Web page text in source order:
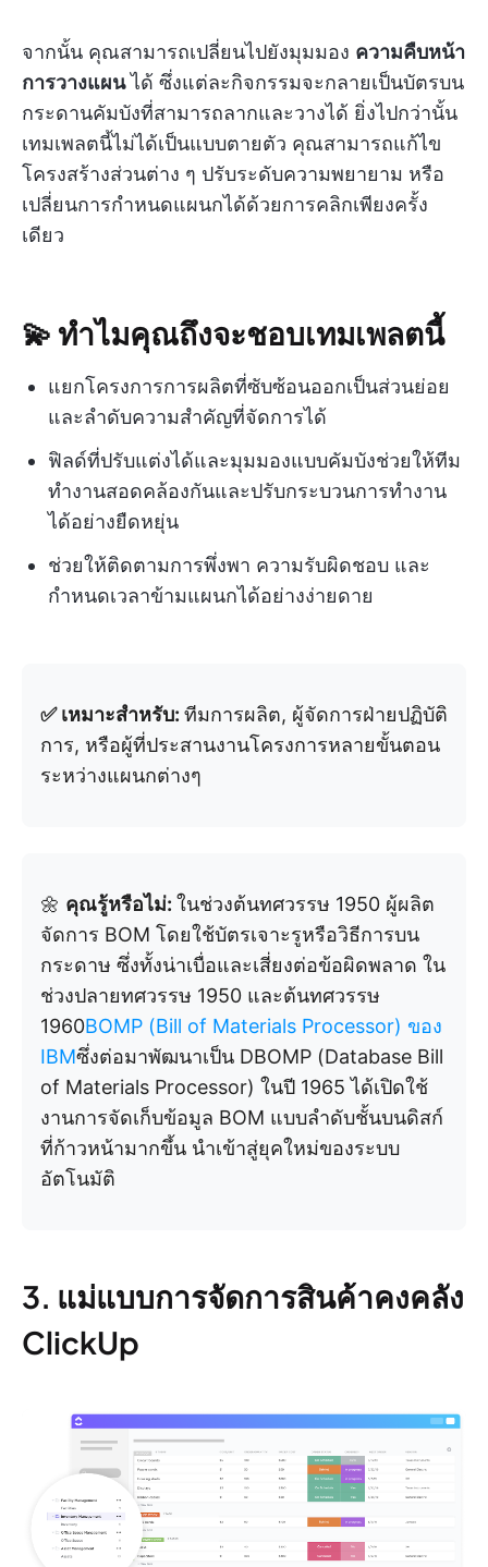
จากนั้น คุณสามารถเปลี่ยนไปยังมุมมอง ความคืบหน้า
การวางแผนได้ ซึ่งแต่ละกิจกรรมจะกลายเป็นบัตรบน
กระดานคัมบังที่สามารถลากและวางได้ ยิ่งไปกว่านั้น
เทมเพลตนี้ไม่ได้เป็นแบบตายตัว คุณสามารถแก้ไข
โครงสร้างส่วนต่าง ๆ ปรับระดับความพยายาม หรือ
เปลี่ยนการกำหนดแผนกได้ด้วยการคลิกเพียงครั้ง
เดียว
💫 ทำไมคุณถึงจะชอบเทมเพลตนี้
แยกโครงการการผลิตที่ซับซ้อนออกเป็นส่วนย่อย
และลำดับความสำคัญที่จัดการได้
ฟิลด์ที่ปรับแต่งได้และมุมมองแบบคัมบังช่วยให้ทีม
ทำงานสอดคล้องกันและปรับกระบวนการทำงาน
ได้อย่างยืดหยุ่น
ช่วยให้ติดตามการพึ่งพา ความรับผิดชอบ และ
กำหนดเวลาข้ามแผนกได้อย่างง่ายดาย
✅ เหมาะสำหรับ: ทีมการผลิต, ผู้จัดการฝ่ายปฏิบัติ
การ, หรือผู้ที่ประสานงานโครงการหลายขั้นตอน
ระหว่างแผนกต่างๆ
🌼 คุณรู้หรือไม่: ในช่วงต้นทศวรรษ 1950 ผู้ผลิต
จัดการ BOM โดยใช้บัตรเจาะรูหรือวิธีการบน
กระดาษ ซึ่งทั้งน่าเบื่อและเสี่ยงต่อข้อผิดพลาด ใน
ช่วงปลายทศวรรษ 1950 และต้นทศวรรษ
1960BOMP (Bill of Materials Processor) ของ
IBMซึ่งต่อมาพัฒนาเป็น DBOMP (Database Bill
of Materials Processor) ในปี 1965 ได้เปิดใช้
งานการจัดเก็บข้อมูล BOM แบบลำดับชั้นบนดิสก์
ที่ก้าวหน้ามากขึ้น นำเข้าสู่ยุคใหม่ของระบบ
อัตโนมัติ
3. แม่แบบการจัดการสินค้าคงคลัง
ClickUp